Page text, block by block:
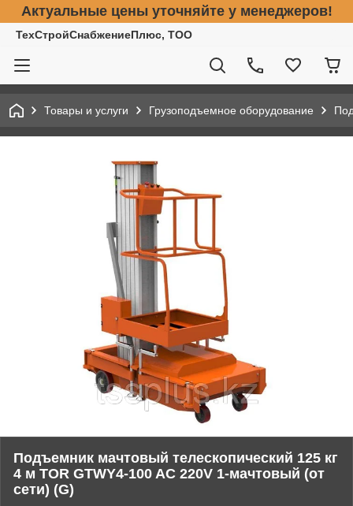
Актуальные цены уточняйте у менеджеров!
ТехСтройСнабжениеПлюс, ТОО
Товары и услуги Грузоподъемное оборудование
Подъемник мачтовый телескопический 125 кг
4 м TOR GTWY4-100 AC 220V 1-мачтовый (от
сети) (G)